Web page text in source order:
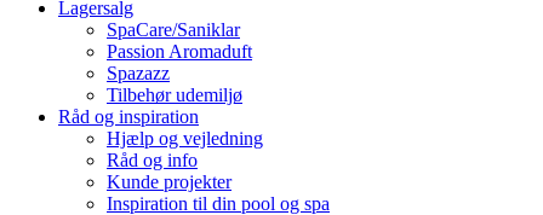
Lagersalg
SpaCare/Saniklar
Passion Aromaduft
Spazazz
Tilbehør udemiljø
Råd og inspiration
Hjælp og vejledning
Råd og info
Kunde projekter
Inspiration til din pool og spa